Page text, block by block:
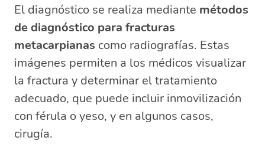
El diagnóstico se realiza mediante métodos
de diagnóstico para fracturas
metacarpianas como radiografías. Estas
imágenes permiten a los médicos visualizar
la fractura y determinar el tratamiento
adecuado, que puede incluir inmovilización
con férula o yeso, y en algunos casos,
cirugía.